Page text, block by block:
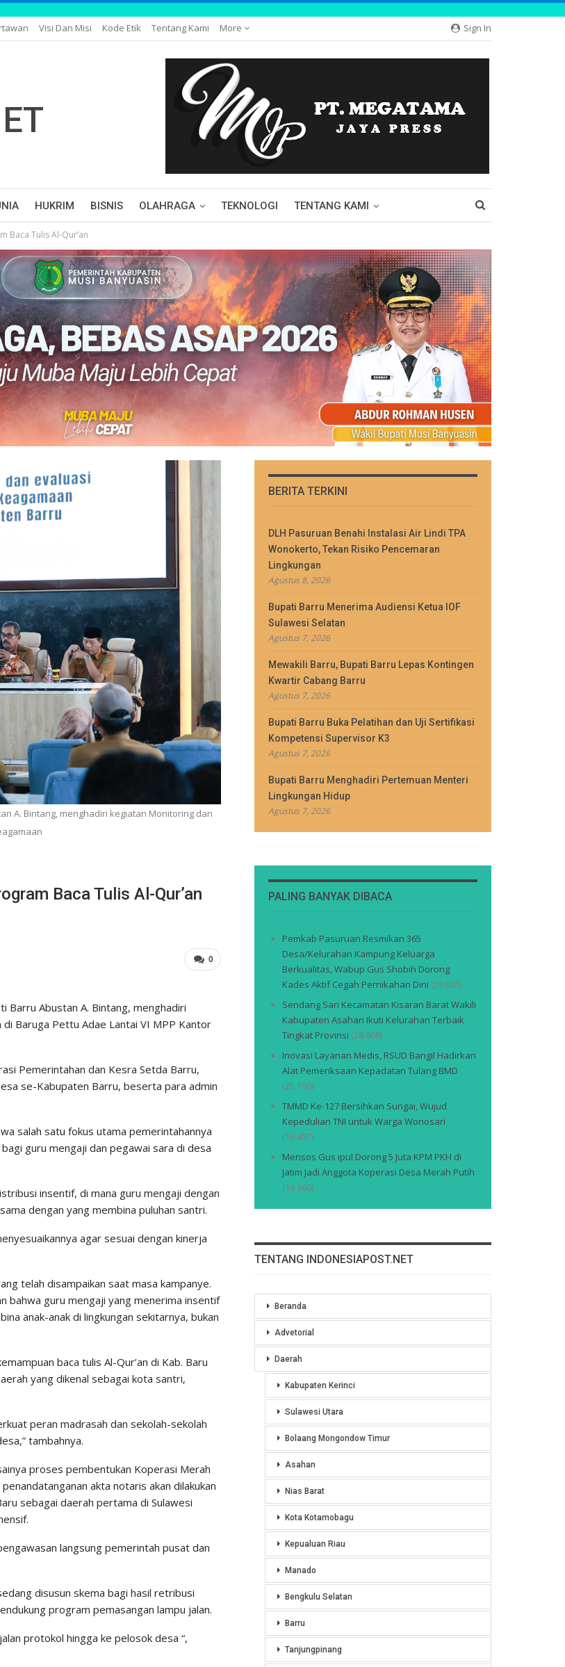
Sign In
Visi Dan Misi Kode Etik Tentang Kami More
HUKRIM BISNIS OLAHRAGA TEKNOLOGI TENTANG KAMI
Baca Tulis Al-Qur’an
A. Bintang, menghadiri kegiatan Monitoring dan
Baca Tulis Al-Qur’an
0
Barru Abustan A. Bintang, menghadiri
Baruga Pettu Adae Lantai VI MPP Kantor
Pemerintahan dan Kesra Setda Barru,
se-Kabupaten Barru, beserta para admin
salah satu fokus utama pemerintahannya
guru mengaji dan pegawai sara di desa
insentif, di mana guru mengaji dengan
dengan yang membina puluhan santri.
agar sesuai dengan kinerja
telah disampaikan saat masa kampanye.
bahwa guru mengaji yang menerima insentif
anak-anak di lingkungan sekitarnya, bukan
baca tulis Al-Qur’an di Kab. Baru
yang dikenal sebagai kota santri,
peran madrasah dan sekolah-sekolah
tambahnya.
proses pembentukan Koperasi Merah
akta notaris akan dilakukan
sebagai daerah pertama di Sulawesi
langsung pemerintah pusat dan
disusun skema bagi hasil retribusi
program pemasangan lampu jalan.
protokol hingga ke pelosok desa “,
BERITA TERKINI
DLH Pasuruan Benahi Instalasi Air Lindi TPA
Wonokerto, Tekan Risiko Pencemaran
Lingkungan
Agustus 8, 2026
Bupati Barru Menerima Audiensi Ketua IOF
Sulawesi Selatan
Agustus 7, 2026
Mewakili Barru, Bupati Barru Lepas Kontingen
Kwartir Cabang Barru
Agustus 7, 2026
Bupati Barru Buka Pelatihan dan Uji Sertifikasi
Kompetensi Supervisor K3
Agustus 7, 2026
Bupati Barru Menghadiri Pertemuan Menteri
Lingkungan Hidup
Agustus 7, 2026
PALING BANYAK DIBACA
Pemkab Pasuruan Resmikan 365
Desa/Kelurahan Kampung Keluarga
Berkualitas, Wabup Gus Shobih Dorong
Kades Aktif Cegah Pernikahan Dini (29.605)
Sendang Sari Kecamatan Kisaran Barat Wakili
Kabupaten Asahan Ikuti Kelurahan Terbaik
Tingkat Provinsi (28.808)
Inovasi Layanan Medis, RSUD Bangil Hadirkan
Alat Pemeriksaan Kepadatan Tulang BMD
(25.190)
TMMD Ke-127 Bersihkan Sungai, Wujud
Kepedulian TNI untuk Warga Wonosari
(16.497)
Mensos Gus ipul Dorong 5 Juta KPM PKH di
Jatim Jadi Anggota Koperasi Desa Merah Putih
(16.360)
TENTANG INDONESIAPOST.NET
Beranda
Advetorial
Daerah
Kabupaten Kerinci
Sulawesi Utara
Bolaang Mongondow Timur
Asahan
Nias Barat
Kota Kotamobagu
Kepualuan Riau
Manado
Bengkulu Selatan
Barru
Tanjungpinang